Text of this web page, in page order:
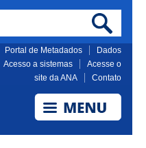
Portal de Metadados
Dados
Acesso a sistemas
Acesse o
site da ANA
Contato